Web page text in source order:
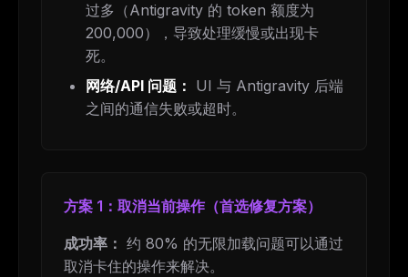
过多（Antigravity 的 token 额度为
200,000），导致处理缓慢或出现卡
死。
网络/API 问题： UI 与 Antigravity 后端
之间的通信失败或超时。
方案 1：取消当前操作（首选修复方案）
成功率： 约 80% 的无限加载问题可以通过
取消卡住的操作来解决。